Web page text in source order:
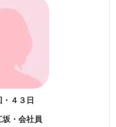
８回・４３日
坂・会社員